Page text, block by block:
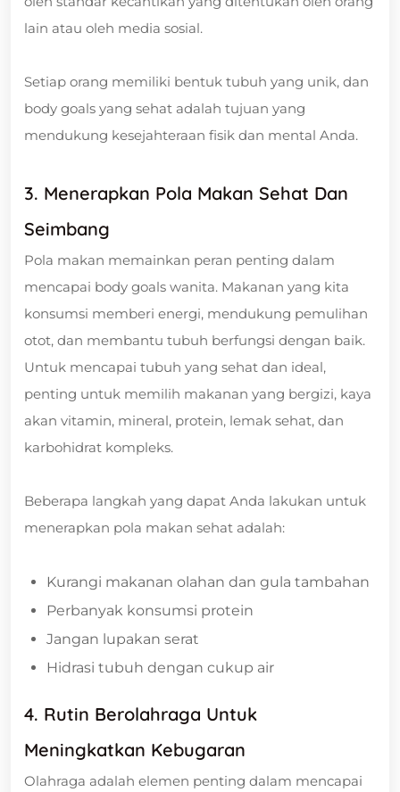
lain atau oleh media sosial.
Setiap orang memiliki bentuk tubuh yang unik, dan
body goals yang sehat adalah tujuan yang
mendukung kesejahteraan fisik dan mental Anda.
3. Menerapkan Pola Makan Sehat Dan
Seimbang
Pola makan memainkan peran penting dalam
mencapai body goals wanita. Makanan yang kita
konsumsi memberi energi, mendukung pemulihan
otot, dan membantu tubuh berfungsi dengan baik.
Untuk mencapai tubuh yang sehat dan ideal,
penting untuk memilih makanan yang bergizi, kaya
akan vitamin, mineral, protein, lemak sehat, dan
karbohidrat kompleks.
Beberapa langkah yang dapat Anda lakukan untuk
menerapkan pola makan sehat adalah:
Kurangi makanan olahan dan gula tambahan
Perbanyak konsumsi protein
Jangan lupakan serat
Hidrasi tubuh dengan cukup air
4. Rutin Berolahraga Untuk
Meningkatkan Kebugaran
Olahraga adalah elemen penting dalam mencapai